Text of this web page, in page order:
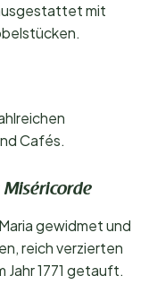
mit
Cafés.
gewidmet und
reich verzierten
Jahr 1771 getauft.